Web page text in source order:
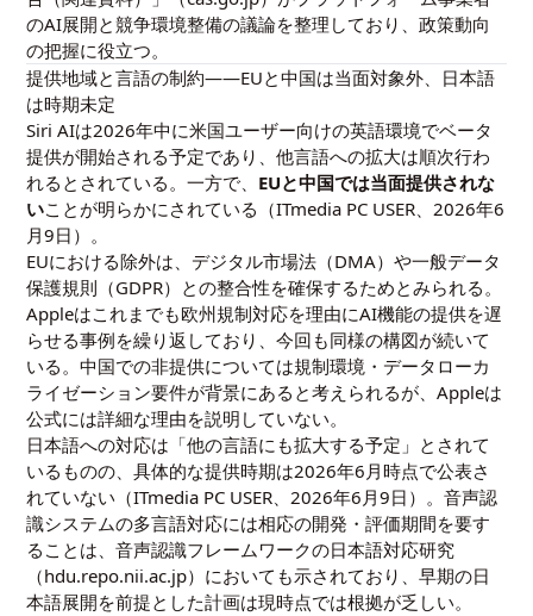
のAI展開と競争環境整備の議論を整理しており、政策動向
の把握に役立つ。
提供地域と言語の制約——EUと中国は当面対象外、日本語
は時期未定
Siri AIは2026年中に米国ユーザー向けの英語環境でベータ
提供が開始される予定であり、他言語への拡大は順次行わ
れるとされている。一方で、 EUと中国では当面提供されな
いことが明らかにされている（ITmedia PC USER、2026年6
月9日）。
EUにおける除外は、デジタル市場法（DMA）や一般データ
保護規則（GDPR）との整合性を確保するためとみられる。
Appleはこれまでも欧州規制対応を理由にAI機能の提供を遅
らせる事例を繰り返しており、今回も同様の構図が続いて
いる。中国での非提供については規制環境・データローカ
ライゼーション要件が背景にあると考えられるが、Appleは
公式には詳細な理由を説明していない。
日本語への対応は「他の言語にも拡大する予定」とされて
いるものの、具体的な提供時期は2026年6月時点で公表さ
れていない（ITmedia PC USER、2026年6月9日）。音声認
識システムの多言語対応には相応の開発・評価期間を要す
ることは、音声認識フレームワークの日本語対応研究
（hdu.repo.nii.ac.jp）においても示されており、早期の日
本語展開を前提とした計画は現時点では根拠が乏しい。